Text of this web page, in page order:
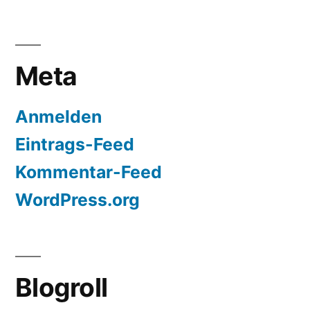
Meta
Anmelden
Eintrags-Feed
Kommentar-Feed
WordPress.org
Blogroll